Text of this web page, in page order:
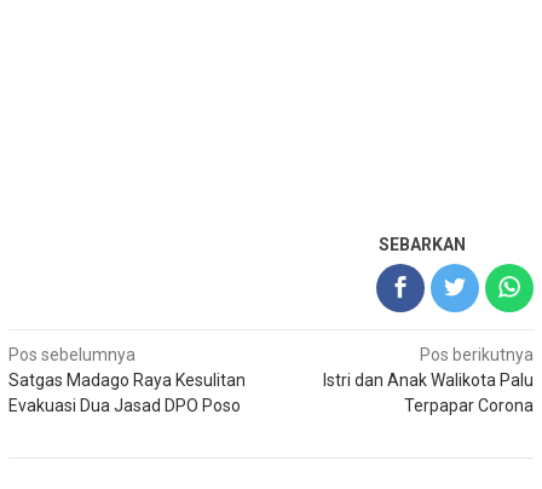
SEBARKAN
Navigasi
pos
Pos sebelumnya
Satgas Madago Raya Kesulitan
Evakuasi Dua Jasad DPO Poso
Pos berikutnya
Istri dan Anak Walikota Palu
Terpapar Corona